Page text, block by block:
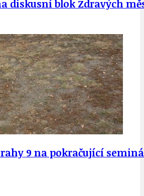
diskusní blok Zdravých
9 na pokračující